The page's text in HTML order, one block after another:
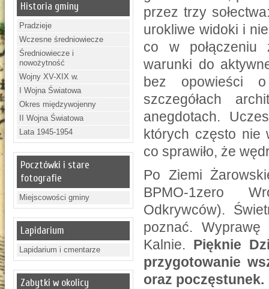
Historia gminy
Pradzieje
Wczesne średniowiecze
Średniowiecze i
nowożytność
Wojny XV-XIX w.
I Wojna Światowa
Okres międzywojenny
II Wojna Światowa
Lata 1945-1954
Pocztówki i stare
fotografie
Miejscowości gminy
Lapidarium
Lapidarium i cmentarze
Zabytki w okolicy
przez trzy
urokliwe widoki i
co w połączeniu
warunki do
bez opowieści o
szczegółach
anegdotach.
których często nie
co sprawiło, że
Po Ziemi
BPMO-1zero
Odkrywców).
poznać.
Kalnie. Pięknie
przygotowanie
oraz poczęstunek.